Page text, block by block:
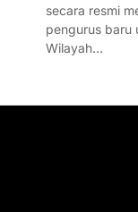
secara resmi
pengurus baru
Wilayah…